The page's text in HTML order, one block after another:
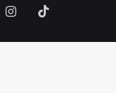
Instagram